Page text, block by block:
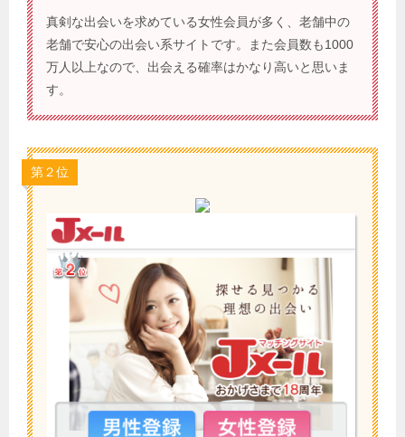
真剣な出会いを求めている女性会員が多く、老舗中の
老舗で安心の出会い系サイトです。また会員数も1000
万人以上なので、出会える確率はかなり高いと思いま
す。
第２位